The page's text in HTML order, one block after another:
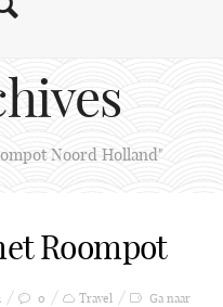
Noord Holland"
Roompot
0 Travel
Ga naar